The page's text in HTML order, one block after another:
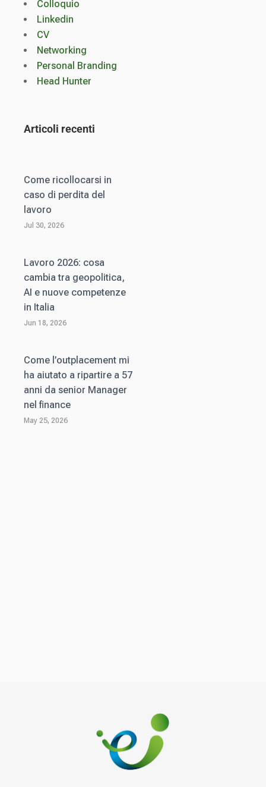
Colloquio
Linkedin
CV
Networking
Personal Branding
Head Hunter
Articoli recenti
Come ricollocarsi in
caso di perdita del
lavoro
Jul 30, 2026
Lavoro 2026: cosa
cambia tra geopolitica,
AI e nuove competenze
in Italia
Jun 18, 2026
Come l’outplacement mi
ha aiutato a ripartire a 57
anni da senior Manager
nel finance
May 25, 2026